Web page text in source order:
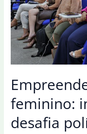
feminino:
desafia